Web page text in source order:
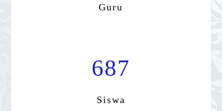
Guru
687
Siswa